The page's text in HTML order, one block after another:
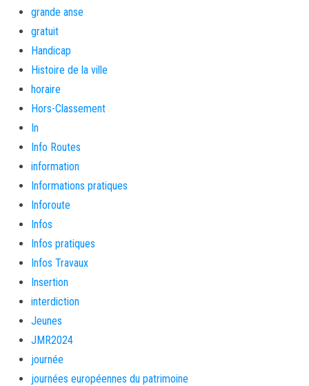
grande anse
gratuit
Handicap
Histoire de la ville
horaire
Hors-Classement
In
Info Routes
information
Informations pratiques
Inforoute
Infos
Infos pratiques
Infos Travaux
Insertion
interdiction
Jeunes
JMR2024
journée
journées européennes du patrimoine